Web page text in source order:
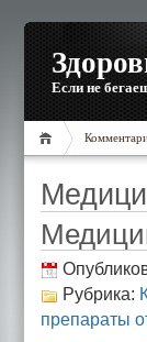
Если не
Рубрика:
препараты